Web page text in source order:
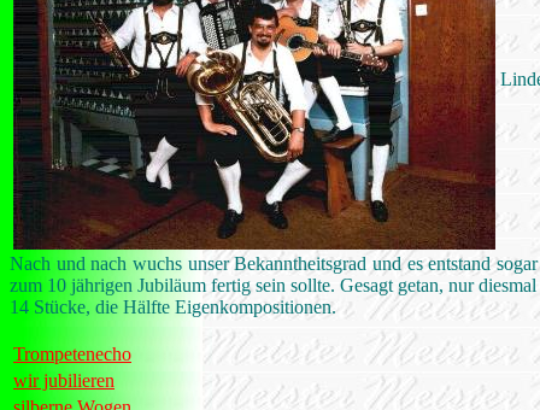
Nach und nach wuchs unser Bekanntheitsgrad und es entstand
zum 10 jährigen Jubiläum fertig sein sollte. Gesagt getan, nur
14 Stücke, die Hälfte Eigenkompositionen.
Trompetenecho
wir jubilieren